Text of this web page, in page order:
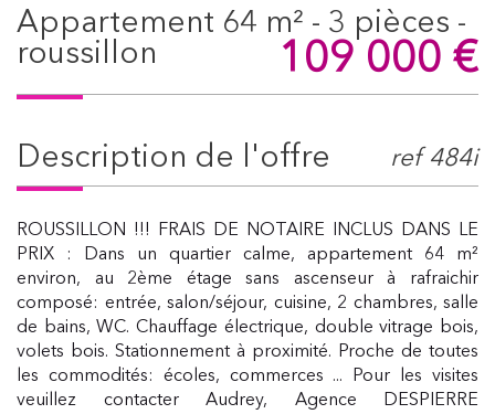
appartement 64 m² - 3 pièces -
roussillon
109 000 €
description de l'offre ref 484i
ROUSSILLON !!! FRAIS DE NOTAIRE INCLUS DANS LE
PRIX : Dans un quartier calme, appartement 64 m²
environ, au 2ème étage sans ascenseur à rafraichir
composé: entrée, salon/séjour, cuisine, 2 chambres, salle
de bains, WC. Chauffage électrique, double vitrage bois,
volets bois. Stationnement à proximité. Proche de toutes
les commodités: écoles, commerces ... Pour les visites
veuillez contacter Audrey, Agence DESPIERRE